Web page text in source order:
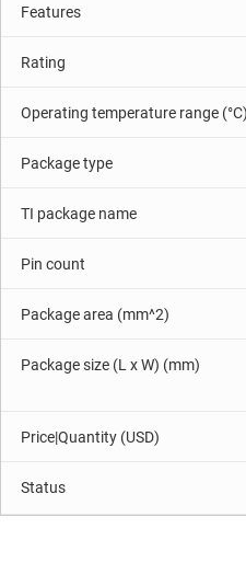
Features
Rating
Operating temperature range (°C)
Package type
TI package name
Pin count
Package area (mm^2)
Package size (L x W) (mm)
Price|Quantity (USD)
Status